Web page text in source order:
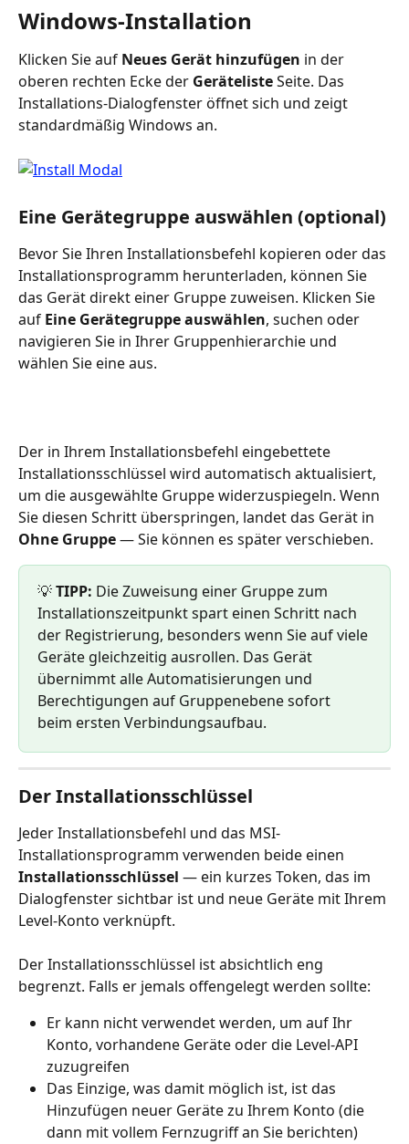
Windows-Installation
Klicken Sie auf Neues Gerät hinzufügen in der
oberen rechten Ecke der Geräteliste Seite. Das
Installations-Dialogfenster öffnet sich und zeigt
standardmäßig Windows an.
Eine Gerätegruppe auswählen (optional)
Bevor Sie Ihren Installationsbefehl kopieren oder das
Installationsprogramm herunterladen, können Sie
das Gerät direkt einer Gruppe zuweisen. Klicken Sie
auf Eine Gerätegruppe auswählen, suchen oder
navigieren Sie in Ihrer Gruppenhierarchie und
wählen Sie eine aus.
Der in Ihrem Installationsbefehl eingebettete
Installationsschlüssel wird automatisch aktualisiert,
um die ausgewählte Gruppe widerzuspiegeln. Wenn
Sie diesen Schritt überspringen, landet das Gerät in
Ohne Gruppe — Sie können es später verschieben.
💡 TIPP: Die Zuweisung einer Gruppe zum
Installationszeitpunkt spart einen Schritt nach
der Registrierung, besonders wenn Sie auf viele
Geräte gleichzeitig ausrollen. Das Gerät
übernimmt alle Automatisierungen und
Berechtigungen auf Gruppenebene sofort
beim ersten Verbindungsaufbau.
Der Installationsschlüssel
Jeder Installationsbefehl und das MSI-
Installationsprogramm verwenden beide einen
Installationsschlüssel — ein kurzes Token, das im
Dialogfenster sichtbar ist und neue Geräte mit Ihrem
Level-Konto verknüpft.
Der Installationsschlüssel ist absichtlich eng
begrenzt. Falls er jemals offengelegt werden sollte:
Er kann nicht verwendet werden, um auf Ihr
Konto, vorhandene Geräte oder die Level-API
zuzugreifen
Das Einzige, was damit möglich ist, ist das
Hinzufügen neuer Geräte zu Ihrem Konto (die
dann mit vollem Fernzugriff an Sie berichten)